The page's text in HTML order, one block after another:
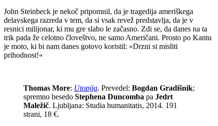
John Steinbeck je nekoč pripomnil, da je tragedija ameriškega
delavskega razreda v tem, da si vsak revež predstavlja, da je v
resnici milijonar, ki mu gre slabo le začasno. Zdi se, da danes na ta
trik pada že celotno človeštvo, ne samo Američani. Prosto po Kantu
je moto, ki bi nam danes gotovo koristil: »Drzni si misliti
prihodnost!«
Thomas More: Utopija. Prevedel: Bogdan Gradišnik;
spremno besedo Stephena Duncomba pa Jedrt
Maležič. Ljubljana: Studia humanitatis, 2014. 191
strani, 18 €.